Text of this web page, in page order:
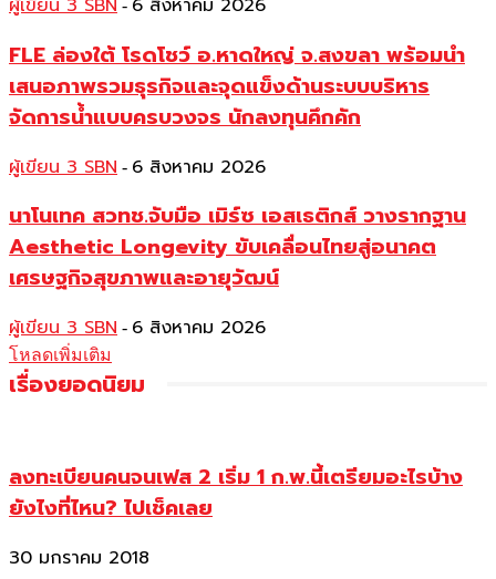
ผู้เขียน 3 SBN - 6 สิงหาคม 2026
FLE ล่องใต้ โรดโชว์ อ.หาดใหญ่ จ.สงขลา พร้อมนำ
เสนอภาพรวมธุรกิจและจุดแข็งด้านระบบบริหาร
จัดการน้ำแบบครบวงจร นักลงทุนคึกคัก
ผู้เขียน 3 SBN - 6 สิงหาคม 2026
นาโนเทค สวทช.จับมือ เมิร์ซ เอสเธติกส์ วางรากฐาน
Aesthetic Longevity ขับเคลื่อนไทยสู่อนาคต
เศรษฐกิจสุขภาพและอายุวัฒน์
ผู้เขียน 3 SBN - 6 สิงหาคม 2026
โหลดเพิ่มเติม
เรื่องยอดนิยม
ลงทะเบียนคนจนเฟส 2 เริ่ม 1 ก.พ.นี้เตรียมอะไรบ้าง
ยังไงที่ไหน? ไปเช็คเลย
30 มกราคม 2018